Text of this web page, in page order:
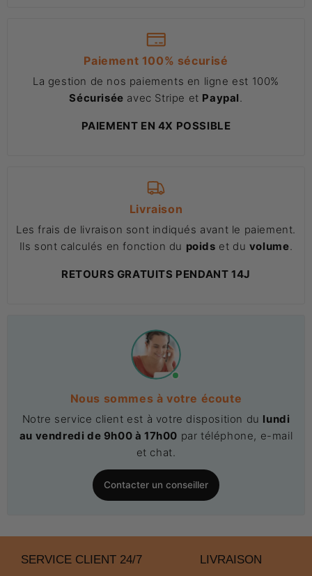
Paiement 100% sécurisé
La gestion de nos paiements en ligne est 100%
Sécurisée avec Stripe et Paypal.
PAIEMENT EN 4X POSSIBLE
Livraison
Les frais de livraison sont indiqués avant le paiement.
Ils sont calculés en fonction du poids et du volume.
RETOURS GRATUITS PENDANT 14J
Nous sommes à votre écoute
Notre service client est à votre disposition du lundi
au vendredi de 9h00 à 17h00 par téléphone, e-mail
et chat.
Contacter un conseiller
SERVICE CLIENT 24/7 LIVRAISON